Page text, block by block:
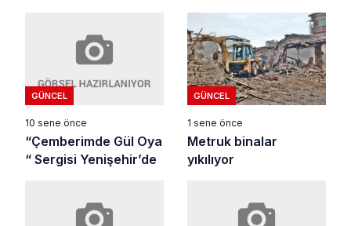
GÜNCEL
10 sene önce
“Çemberimde Gül Oya
“ Sergisi Yenişehir’de
GÜNCEL
1 sene önce
Metruk binalar
yıkılıyor